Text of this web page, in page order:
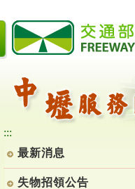
到
:::
最新消息
失物招領公告